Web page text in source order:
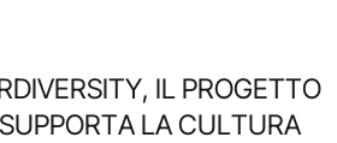
IL PROGETTO
LA CULTURA